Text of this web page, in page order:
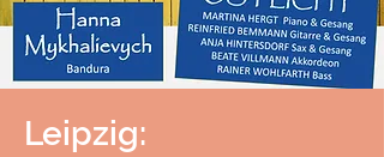
Leipzig: